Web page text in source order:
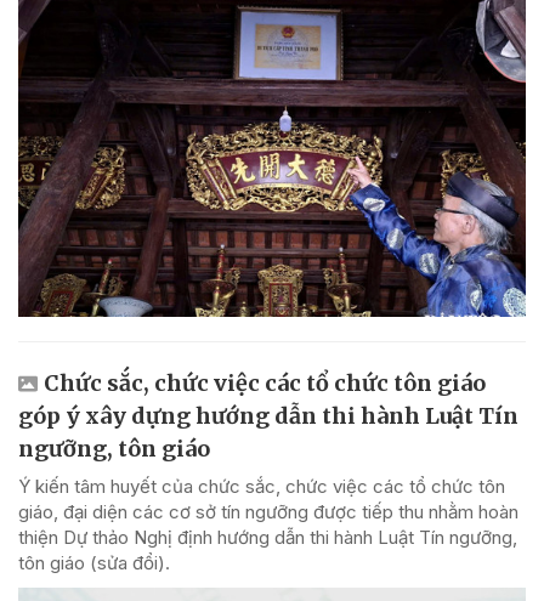
Chức sắc, chức việc các tổ chức tôn giáo
góp ý xây dựng hướng dẫn thi hành Luật Tín
ngưỡng, tôn giáo
Ý kiến tâm huyết của chức sắc, chức việc các tổ chức tôn
giáo, đại diện các cơ sở tín ngưỡng được tiếp thu nhằm hoàn
thiện Dự thảo Nghị định hướng dẫn thi hành Luật Tín ngưỡng,
tôn giáo (sửa đổi).